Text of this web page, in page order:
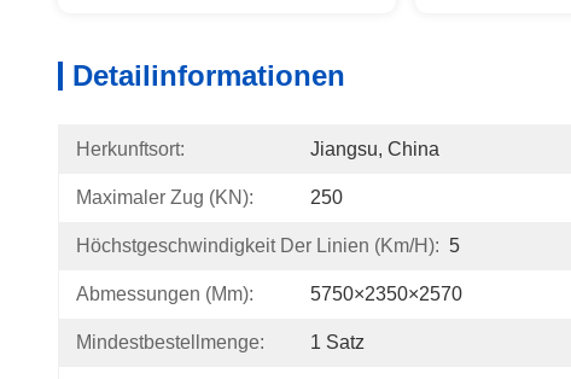
Detailinformationen
Herkunftsort: Jiangsu, China
Maximaler Zug (kN): 250
Höchstgeschwindigkeit Der Linien (km/h): 5
Abmessungen (mm): 5750×2350×2570
Mindestbestellmenge: 1 Satz